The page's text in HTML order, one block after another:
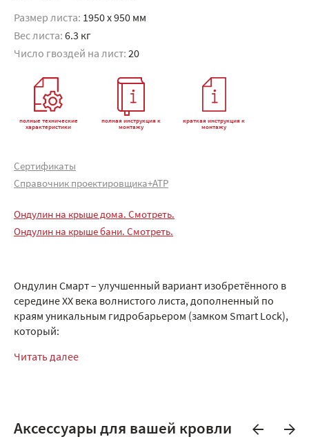
Размер листа: 1950 x 950 мм
Вес листа: 6.3 кг
Число гвоздей на лист: 20
полные технические
характеристики
полная инструкция к
монтажу
краткая инструкция к
монтажу
Сертификаты
Справочник проектировщика+АТР
Ондулин на крыше дома. Смотреть.
Ондулин на крыше бани. Смотреть.
Ондулин Смарт – улучшенный вариант изобретённого в
середине XX века волнистого листа, дополненный по
краям уникальным гидробарьером (замком Smart Lock),
который:
Читать далее
Аксессуары для вашей кровли